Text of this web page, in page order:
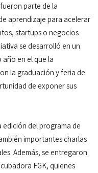
parte de la
aprendizaje para acelerar
startups o negocios
se desarrolló en un
año en el que la
la graduación y feria de
de exponer sus
edición del programa de
importantes charlas
Además, se entregaron
FGK, quienes